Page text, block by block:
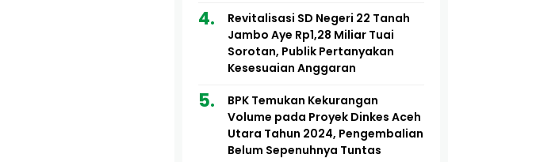
Revitalisasi SD Negeri 22 Tanah
Jambo Aye Rp1,28 Miliar Tuai
Sorotan, Publik Pertanyakan
Kesesuaian Anggaran
BPK Temukan Kekurangan
Volume pada Proyek Dinkes Aceh
Utara Tahun 2024, Pengembalian
Belum Sepenuhnya Tuntas